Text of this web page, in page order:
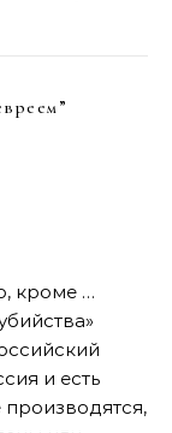
”
кроме …
и есть